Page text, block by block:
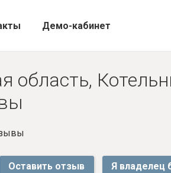
Демо-кабинет
область,
Оставить отзыв Я владелец